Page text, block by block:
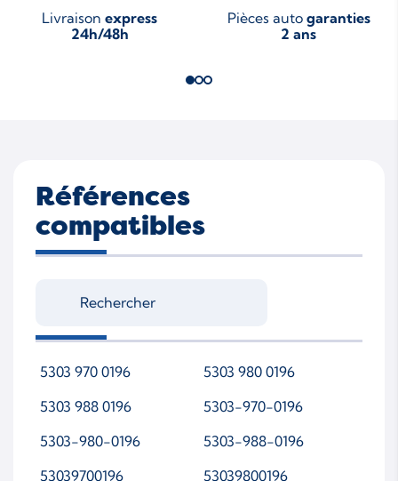
Livraison express
24h/48h
Pièces auto garanties
2 ans
Références
compatibles
5303 970 0196
5303 980 0196
5303 988 0196
5303-970-0196
5303-980-0196
5303-988-0196
53039700196
53039800196